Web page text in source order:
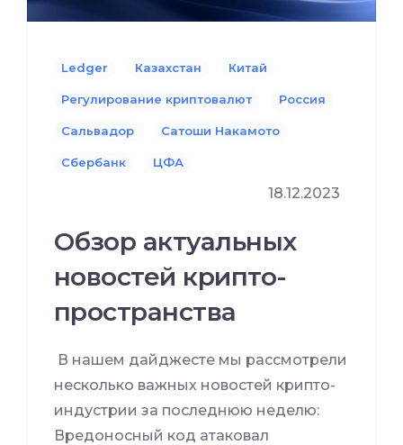
Ledger Казахстан Китай
Регулирование криптовалют Россия
Сальвадор Сатоши Накамото
Сбербанк ЦФА
18.12.2023
Обзор актуальных
новостей крипто-
пространства
В нашем дайджесте мы рассмотрели
несколько важных новостей крипто-
индустрии за последнюю неделю:
Вредоносный код атаковал